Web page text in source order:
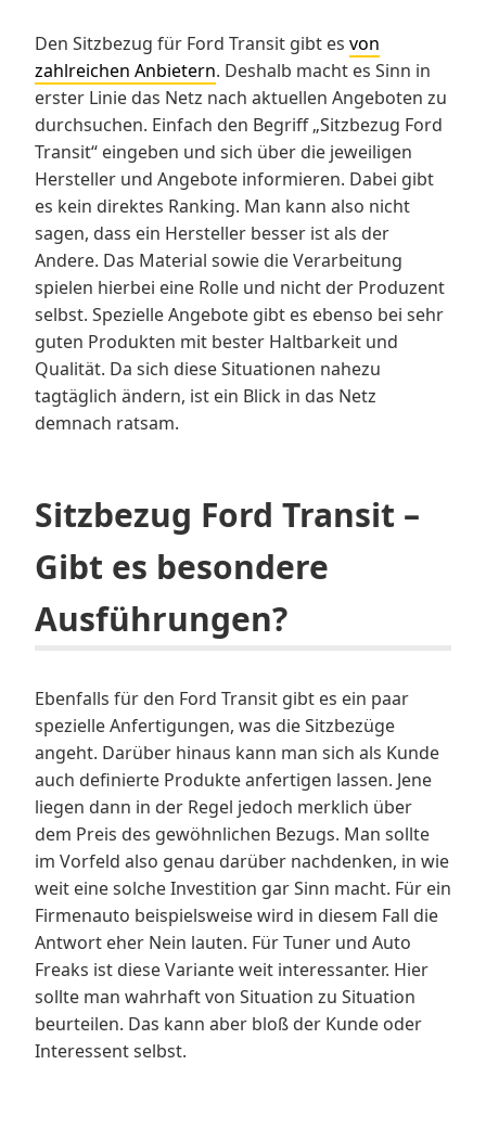
Den Sitzbezug für Ford Transit gibt es von
zahlreichen Anbietern. Deshalb macht es Sinn in
erster Linie das Netz nach aktuellen Angeboten zu
durchsuchen. Einfach den Begriff „Sitzbezug Ford
Transit“ eingeben und sich über die jeweiligen
Hersteller und Angebote informieren. Dabei gibt
es kein direktes Ranking. Man kann also nicht
sagen, dass ein Hersteller besser ist als der
Andere. Das Material sowie die Verarbeitung
spielen hierbei eine Rolle und nicht der Produzent
selbst. Spezielle Angebote gibt es ebenso bei sehr
guten Produkten mit bester Haltbarkeit und
Qualität. Da sich diese Situationen nahezu
tagtäglich ändern, ist ein Blick in das Netz
demnach ratsam.
Sitzbezug Ford Transit –
Gibt es besondere
Ausführungen?
Ebenfalls für den Ford Transit gibt es ein paar
spezielle Anfertigungen, was die Sitzbezüge
angeht. Darüber hinaus kann man sich als Kunde
auch definierte Produkte anfertigen lassen. Jene
liegen dann in der Regel jedoch merklich über
dem Preis des gewöhnlichen Bezugs. Man sollte
im Vorfeld also genau darüber nachdenken, in wie
weit eine solche Investition gar Sinn macht. Für ein
Firmenauto beispielsweise wird in diesem Fall die
Antwort eher Nein lauten. Für Tuner und Auto
Freaks ist diese Variante weit interessanter. Hier
sollte man wahrhaft von Situation zu Situation
beurteilen. Das kann aber bloß der Kunde oder
Interessent selbst.